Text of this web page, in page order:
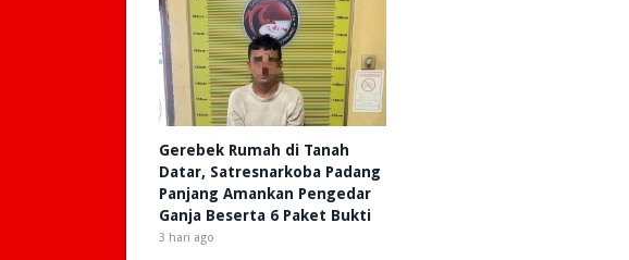
Gerebek Rumah di Tanah
Datar, Satresnarkoba Padang
Panjang Amankan Pengedar
Ganja Beserta 6 Paket Bukti
3 hari ago